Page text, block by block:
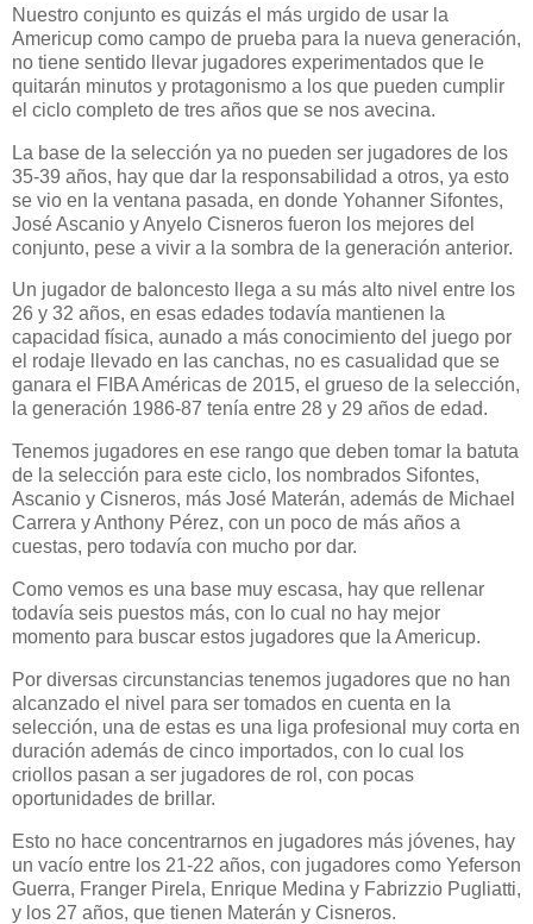
Nuestro conjunto es quizás el más urgido de usar la
Americup como campo de prueba para la nueva generación,
no tiene sentido llevar jugadores experimentados que le
quitarán minutos y protagonismo a los que pueden cumplir
el ciclo completo de tres años que se nos avecina.
La base de la selección ya no pueden ser jugadores de los
35-39 años, hay que dar la responsabilidad a otros, ya esto
se vio en la ventana pasada, en donde Yohanner Sifontes,
José Ascanio y Anyelo Cisneros fueron los mejores del
conjunto, pese a vivir a la sombra de la generación anterior.
Un jugador de baloncesto llega a su más alto nivel entre los
26 y 32 años, en esas edades todavía mantienen la
capacidad física, aunado a más conocimiento del juego por
el rodaje llevado en las canchas, no es casualidad que se
ganara el FIBA Américas de 2015, el grueso de la selección,
la generación 1986-87 tenía entre 28 y 29 años de edad.
Tenemos jugadores en ese rango que deben tomar la batuta
de la selección para este ciclo, los nombrados Sifontes,
Ascanio y Cisneros, más José Materán, además de Michael
Carrera y Anthony Pérez, con un poco de más años a
cuestas, pero todavía con mucho por dar.
Como vemos es una base muy escasa, hay que rellenar
todavía seis puestos más, con lo cual no hay mejor
momento para buscar estos jugadores que la Americup.
Por diversas circunstancias tenemos jugadores que no han
alcanzado el nivel para ser tomados en cuenta en la
selección, una de estas es una liga profesional muy corta en
duración además de cinco importados, con lo cual los
criollos pasan a ser jugadores de rol, con pocas
oportunidades de brillar.
Esto no hace concentrarnos en jugadores más jóvenes, hay
un vacío entre los 21-22 años, con jugadores como Yeferson
Guerra, Franger Pirela, Enrique Medina y Fabrizzio Pugliatti,
y los 27 años, que tienen Materán y Cisneros.